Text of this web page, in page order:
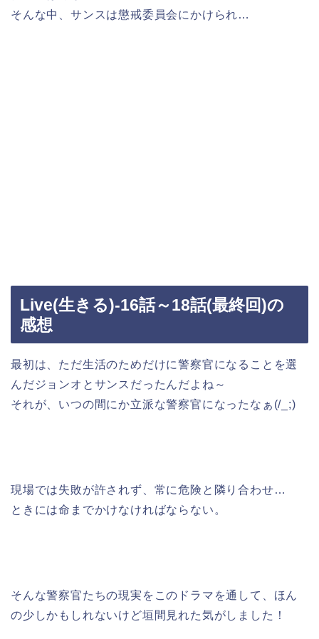
そんな中、サンスは懲戒委員会にかけられ…
Live(生きる)-16話～18話(最終回)の
感想
最初は、ただ生活のためだけに警察官になることを選
んだジョンオとサンスだったんだよね～
それが、いつの間にか立派な警察官になったなぁ(/_;)
現場では失敗が許されず、常に危険と隣り合わせ…
ときには命までかけなければならない。
そんな警察官たちの現実をこのドラマを通して、ほん
の少しかもしれないけど垣間見れた気がしました！